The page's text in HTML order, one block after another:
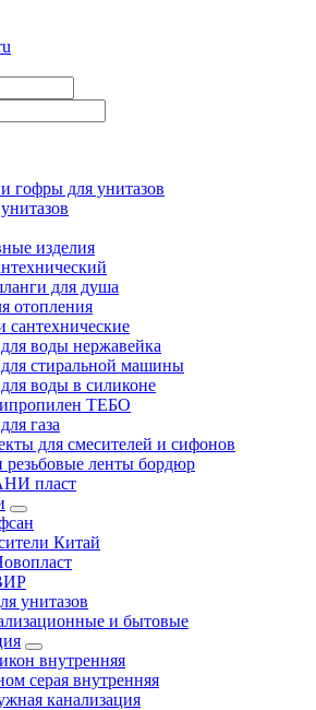
гофры для унитазов
изделия
для душа
отопления
сантехнические
воды нержавейка
стиральной машины
воды в силиконе
ТЕБО
газа
для смесителей и сифонов
резьбовые ленты бордюр
пласт
Китай
унитазов
и бытовые
внутренняя
серая внутренняя
канализация